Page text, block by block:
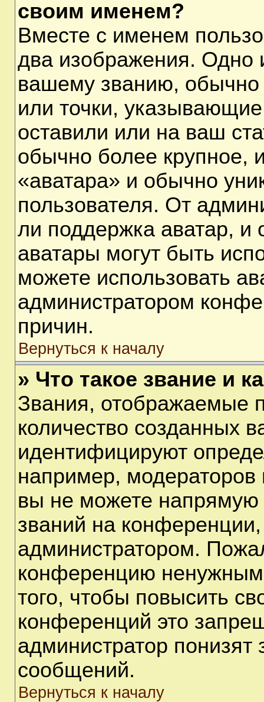
своим именем?
Вместе с именем
два изображения. Одно
вашему званию, обычно
или точки,
оставили или на ваш
обычно более крупное,
«аватара» и обычно
пользователя. От
ли поддержка аватар, и
аватары могут быть
можете использовать
администратором
причин.
Вернуться к началу
» Что такое звание и
Звания, отображаемые
количество созданных
идентифицируют
например,
вы не можете напрямую
званий на
администратором.
конференцию
того, чтобы повысить
конференций это
администратор понизят
сообщений.
Вернуться к началу